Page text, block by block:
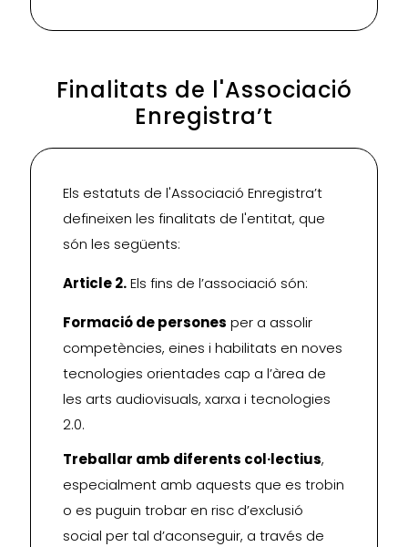
Finalitats de l'Associació
Enregistra’t
Els estatuts de l'Associació Enregistra’t
defineixen les finalitats de l'entitat, que
són les següents:
Article 2.Els fins de l’associació són:
Formació de persones per a assolir
competències, eines i habilitats en noves
tecnologies orientades cap a l’àrea de
les arts audiovisuals, xarxa i tecnologies
2.0.
Treballar amb diferents col·lectius,
especialment amb aquests que es trobin
o es puguin trobar en risc d’exclusió
social per tal d’aconseguir, a través de